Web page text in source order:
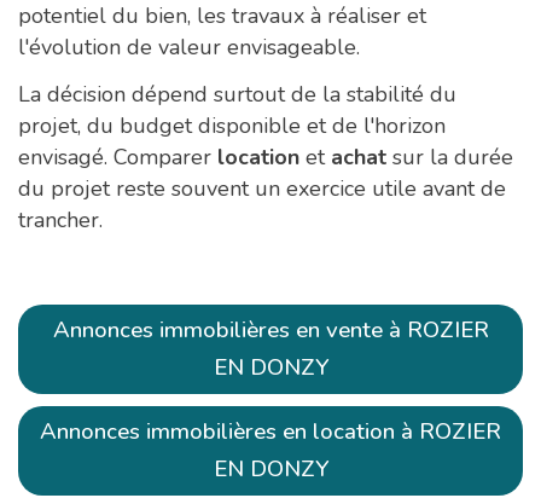
potentiel du bien, les travaux à réaliser et
l'évolution de valeur envisageable.
La décision dépend surtout de la stabilité du
projet, du budget disponible et de l'horizon
envisagé. Comparer location et achat sur la durée
du projet reste souvent un exercice utile avant de
trancher.
Annonces immobilières en vente à ROZIER
EN DONZY
Annonces immobilières en location à ROZIER
EN DONZY